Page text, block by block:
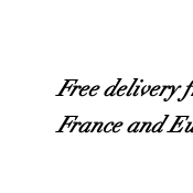
Free delivery
France and